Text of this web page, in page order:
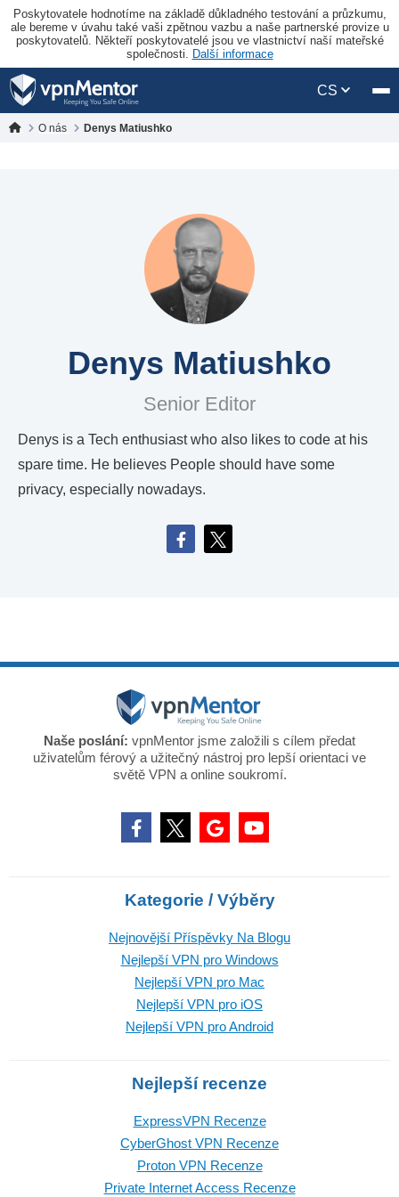
Poskytovatele hodnotíme na základě důkladného testování a průzkumu,
ale bereme v úvahu také vaši zpětnou vazbu a naše partnerské provize u
poskytovatelů. Někteří poskytovatelé jsou ve vlastnictví naší mateřské
společnosti. Další informace
CS
O nás Denys Matiushko
Denys Matiushko
Senior Editor
Denys is a Tech enthusiast who also likes to code at his
spare time. He believes People should have some
privacy, especially nowadays.
Naše poslání: vpnMentor jsme založili s cílem předat
uživatelům férový a užitečný nástroj pro lepší orientaci ve
světě VPN a online soukromí.
Kategorie / Výběry
Nejnovější Příspěvky Na Blogu
Nejlepší VPN pro Windows
Nejlepší VPN pro Mac
Nejlepší VPN pro iOS
Nejlepší VPN pro Android
Nejlepší recenze
ExpressVPN Recenze
CyberGhost VPN Recenze
Proton VPN Recenze
Private Internet Access Recenze